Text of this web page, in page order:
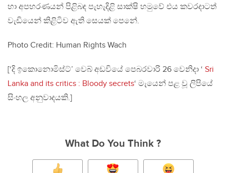
හා අපහරණයන් පිළිබඳ පැහැදිළි සාක්ෂි හමුවේ එය කවරදාටත්
වැඩියෙන් කිළිටිව ඇති සෙයක් පෙනේ.
Photo Credit: Human Rights Wach
[‘දි ඉකොනොමිස්ට්’ වෙබ් අඩවියේ පෙබරවාරි 26 වෙනිදා ‘ Sri
Lanka and its critics : Bloody secrets‘ මැයෙන් පළ වූ ලිපියේ
සිංහල අනුවාදයකි.]
What Do You Think ?